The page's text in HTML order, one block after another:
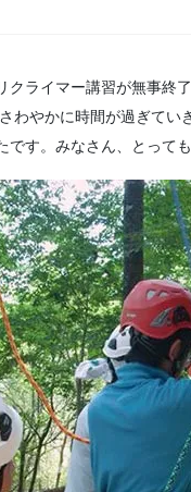
クライマー講習が無事終
わやかに時間が過ぎてい
す。みなさん、とって